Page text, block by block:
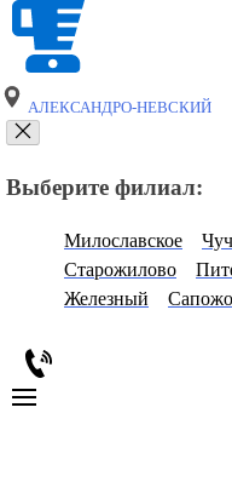
АЛЕКСАНДРО-НЕВСКИЙ
Выберите филиал:
Милославское
Старожилово
Железный